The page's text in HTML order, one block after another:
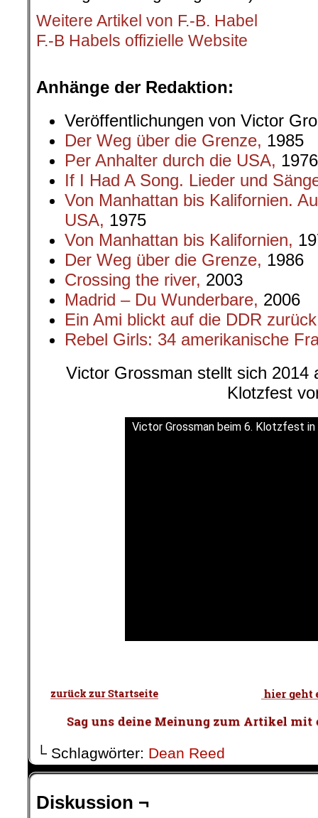
Weitere Artikel von F.-B. Habel
F.-B Habels offizielle Website
Anhänge der Redaktion:
Veröffentlichungen von Victor
Der Weg über die Grenze, 1985
Per Anhalter durch die USA, 1976
If I Had A Song. Lieder und
Von Manhattan bis Kalifornien.
USA, 1975
Von Manhattan bis Kalifornien,
Der Weg über die Grenze, 1986
Crossing the river, 2003
Madrid – Du Wunderbare, 2006
Ein Ami blickt auf die DDR zurück
Rebel Girls: 34 amerikanische
Victor Grossman stellt sich 2014
Klotzfest
Victor Grossman beim 6. Klotzfest in
└ Schlagwörter: Dean Reed
Diskussion ¬